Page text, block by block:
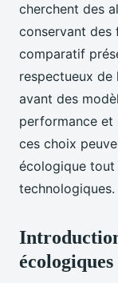
cherchent des
conservant des
comparatif
respectueux de
avant des
performance et
ces choix
écologique tout
technologiques.
écologiques